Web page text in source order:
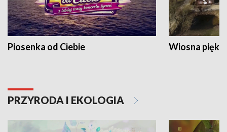
Piosenka od Ciebie Wiosna
PRZYRODA I EKOLOGIA